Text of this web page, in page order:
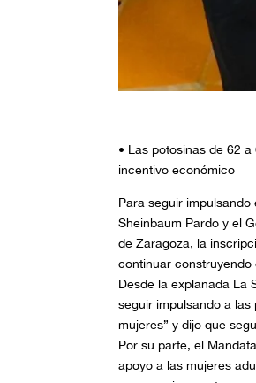
• Las potosinas de 62
incentivo económico
Para seguir
Sheinbaum Pardo y el
de Zaragoza, la
continuar
Desde la explanada La
seguir impulsando a
mujeres” y dijo que
Por su parte, el
apoyo a las mujeres